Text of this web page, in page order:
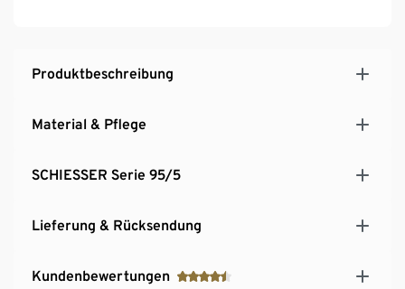
Produktbeschreibung
Material & Pflege
SCHIESSER Serie 95/5
Lieferung & Rücksendung
Kundenbewertungen